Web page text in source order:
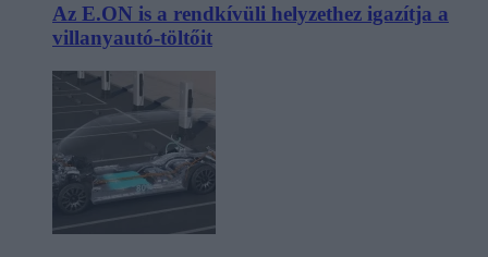
Az E.ON is a rendkívüli helyzethez igazítja a
villanyautó-töltőit